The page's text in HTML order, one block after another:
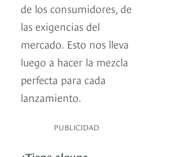
de los consumidores, de
las exigencias del
mercado. Esto nos lleva
luego a hacer la mezcla
perfecta para cada
lanzamiento.
PUBLICIDAD